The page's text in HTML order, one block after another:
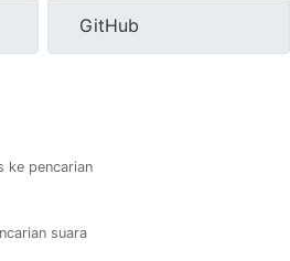
GitHub
ke pencarian
suara